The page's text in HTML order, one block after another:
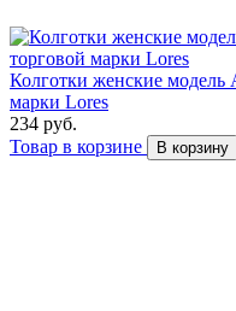
Колготки женские модель
марки Lores
234 руб.
Товар в корзине
В корзину